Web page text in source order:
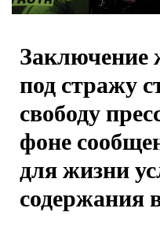
Заключение
под стражу
свободу
фоне
для жизни